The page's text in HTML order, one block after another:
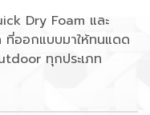
Dry Foam และ
ออกแบบมาให้ทนแดด
ทุกประเภท